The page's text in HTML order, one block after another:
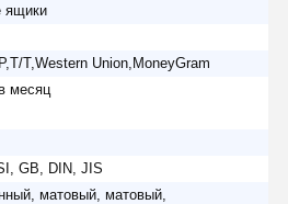
ящики
T,Western Union,MoneyGram
месяц
GB, DIN, JIS
матовый, матовый,